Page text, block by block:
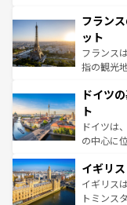
なお、新
しい。
文化が根
れる闘牛
る。首都
アートに
せる。地
ンテンツ
フラン
ット
フランス
指の観光
で、幅広
聖堂、美
から魅了
れ、フラ
香り高い
らに、パ
も豊かな
ドイツ
ト
ドイツは
の中心に
顔を持つ
ルリンの
してライ
イギリス
イギリス
トミンス